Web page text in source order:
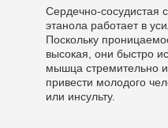
Сердечно-сосудистая
этанола работает в
Поскольку
высокая, они быстро
мышца стремительно
привести молодого
или инсульту.